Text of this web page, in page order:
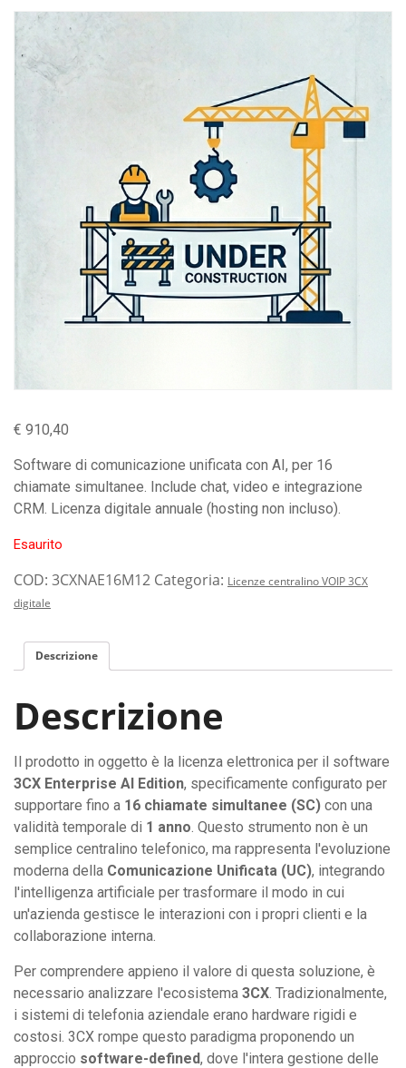
€ 910,40
Software di comunicazione unificata con AI, per 16
chiamate simultanee. Include chat, video e integrazione
CRM. Licenza digitale annuale (hosting non incluso).
Esaurito
COD: 3CXNAE16M12 Categoria: Licenze centralino VOIP 3CX
digitale
Descrizione
Descrizione
Il prodotto in oggetto è la licenza elettronica per il software
3CX Enterprise AI Edition, specificamente configurato per
supportare fino a 16 chiamate simultanee (SC) con una
validità temporale di 1 anno. Questo strumento non è un
semplice centralino telefonico, ma rappresenta l'evoluzione
moderna della Comunicazione Unificata (UC), integrando
l'intelligenza artificiale per trasformare il modo in cui
un'azienda gestisce le interazioni con i propri clienti e la
collaborazione interna.
Per comprendere appieno il valore di questa soluzione, è
necessario analizzare l'ecosistema 3CX. Tradizionalmente,
i sistemi di telefonia aziendale erano hardware rigidi e
costosi. 3CX rompe questo paradigma proponendo un
approccio software-defined, dove l'intera gestione delle